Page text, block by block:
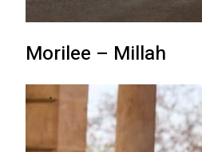
Morilee – Millah